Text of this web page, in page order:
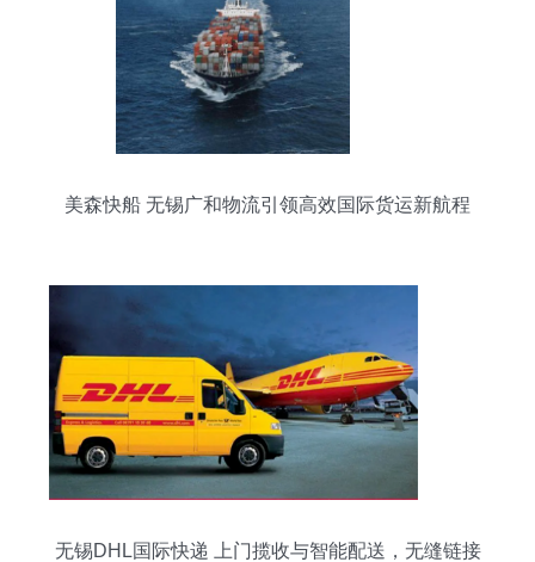
美森快船 无锡广和物流引领高效国际货运新航程
无锡DHL国际快递 上门揽收与智能配送，无缝链接